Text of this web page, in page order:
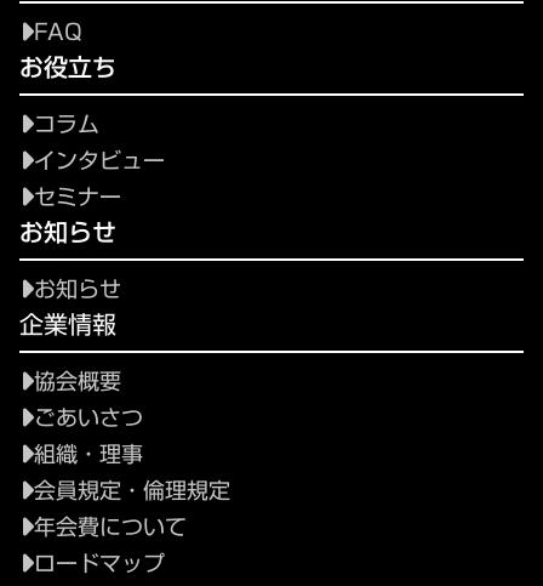
FAQ
お役立ち
コラム
インタビュー
セミナー
お知らせ
お知らせ
企業情報
協会概要
ごあいさつ
組織・理事
会員規定・倫理規定
年会費について
ロードマップ